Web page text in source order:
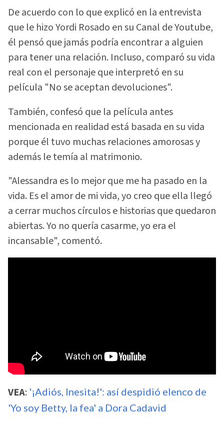
De acuerdo con lo que explicó en la entrevista
que le hizo Yordi Rosado en su Canal de Youtube,
él pensó que jamás podría encontrar a alguien
para tener una relación. Incluso, comparó su vida
real con el personaje que interpretó en su
película "No se aceptan devoluciones".
También, confesó que la película antes
mencionada en realidad está basada en su vida
porque él tuvo muchas relaciones amorosas y
además le temía al matrimonio.
"Alessandra es lo mejor que me ha pasado en la
vida. Es el amor de mi vida, yo creo que ella llegó
a cerrar muchos círculos e historias que quedaron
abiertas. Yo no quería casarme, yo era el
incansable", comentó.
VEA: '¡Adiós, Inesita!': así despidió elenco de
'Yo soy Betty, la fea' a Dora Cadavid